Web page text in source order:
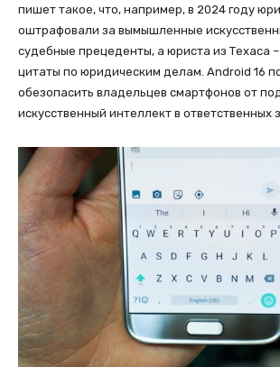
пишет такое, что, например, в 2024 году
оштрафовали за вымышленные
судебные прецеденты, а юриста из Техаса
цитаты по юридическим делам. Android 16
обезопасить владельцев смартфонов от
искусственный интеллект в ответственных